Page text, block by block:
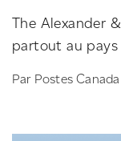
The Alexander
partout au pays
Par Postes Canada